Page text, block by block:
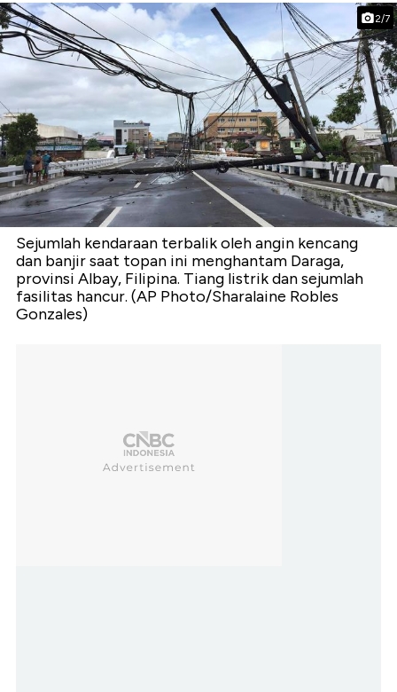
2/7
Sejumlah kendaraan terbalik oleh angin kencang
dan banjir saat topan ini menghantam Daraga,
provinsi Albay, Filipina. Tiang listrik dan sejumlah
fasilitas hancur. (AP Photo/Sharalaine Robles
Gonzales)